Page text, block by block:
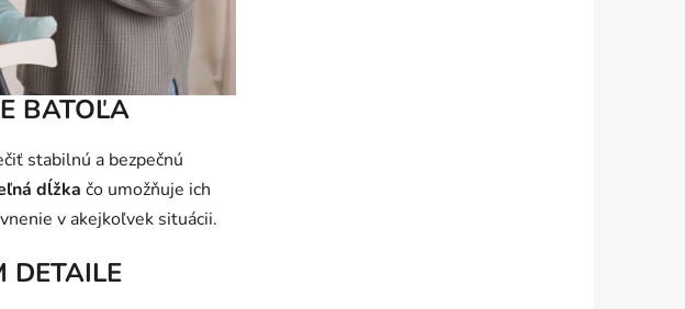
BATOĽA
stabilnú a bezpečnú
dĺžka čo umožňuje ich
v akejkoľvek situácii.
DETAILE